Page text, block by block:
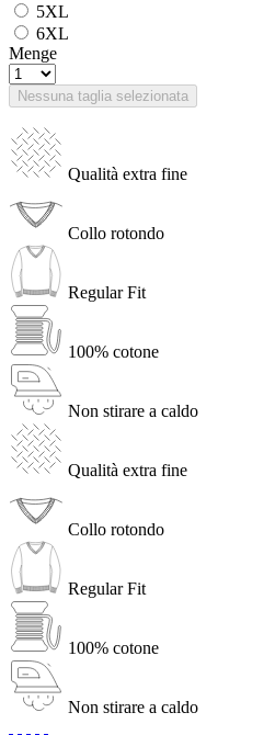
5XL
6XL
Menge
Nessuna taglia selezionata
Qualità extra fine
Collo rotondo
Regular Fit
100% cotone
Non stirare a caldo
Qualità extra fine
Collo rotondo
Regular Fit
100% cotone
Non stirare a caldo